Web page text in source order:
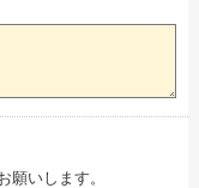
願いします。